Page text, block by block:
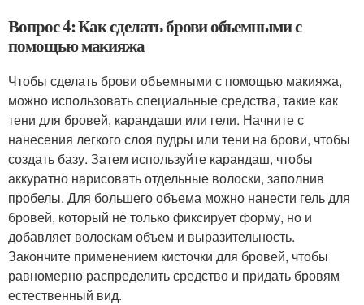
Вопрос 4: Как сделать брови объемными с
помощью макияжа
Чтобы сделать брови объемными с помощью макияжа,
можно использовать специальные средства, такие как
тени для бровей, карандаши или гели. Начните с
нанесения легкого слоя пудры или тени на брови, чтобы
создать базу. Затем используйте карандаш, чтобы
аккуратно нарисовать отдельные волоски, заполнив
пробелы. Для большего объема можно нанести гель для
бровей, который не только фиксирует форму, но и
добавляет волоскам объем и выразительность.
Закончите применением кисточки для бровей, чтобы
равномерно распределить средство и придать бровям
естественный вид.